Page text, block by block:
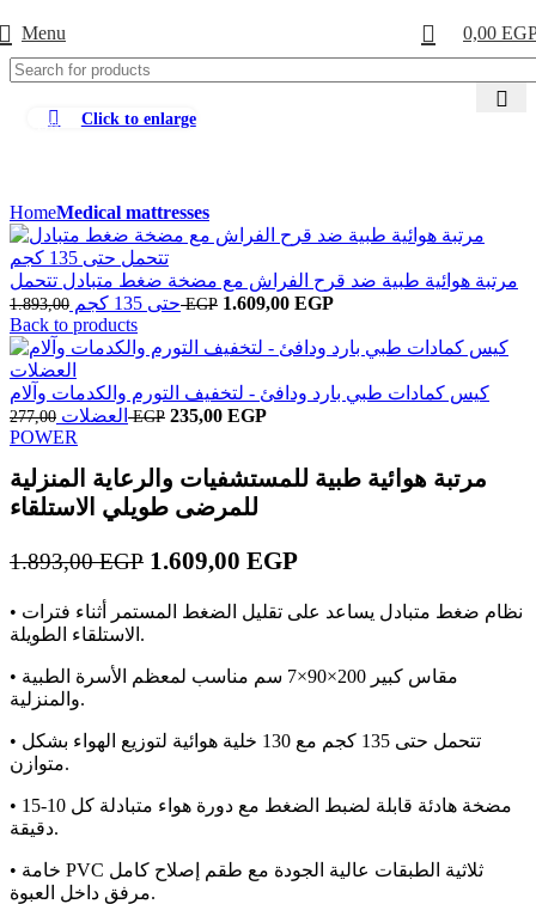
Menu 0,00
-15% Click to enlarge
HomeMedical mattresses
مرتبة هوائية طبية ضد قرح الفراش مع مضخة ضغط متبادل تتحمل
حتى 135 كجم1.893,00EGP السعر
هو:
1.609,00 EGPالسعر
هو:
Back to products
كيس كمادات طبي بارد ودافئ - لتخفيف التورم والكدمات وآلام
العضلات 277,00EGP السعر
277,00 EGP.
235,00 EGPالسعر
235,00 EGP.
POWER
مرتبة هوائية طبية للمستشفيات والرعاية المنزلية
للمرضى طويلي الاستلقاء
1.893,00EGP السعر
هو:
1.609,00 EGPالسعر
هو:
• نظام ضغط متبادل يساعد على تقليل الضغط المستمر أثناء فترات
الاستلقاء الطويلة.
• مقاس كبير 200×90×7 سم مناسب لمعظم الأسرة الطبية
والمنزلية.
• تتحمل حتى 135 كجم مع 130 خلية هوائية لتوزيع الهواء بشكل
متوازن.
• مضخة هادئة قابلة لضبط الضغط مع دورة هواء متبادلة كل 10-15
دقيقة.
• خامة PVC ثلاثية الطبقات عالية الجودة مع طقم إصلاح كامل
مرفق داخل العبوة.